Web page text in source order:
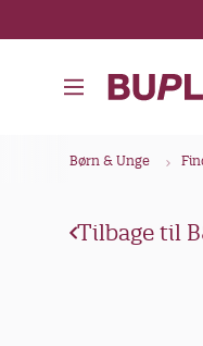
å
Børn & Unge
Tilbage til